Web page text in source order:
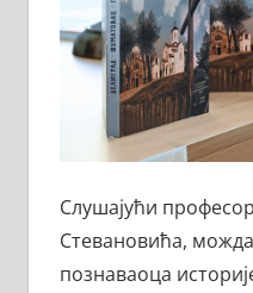
Слушајући
Стевановића,
познаваоца